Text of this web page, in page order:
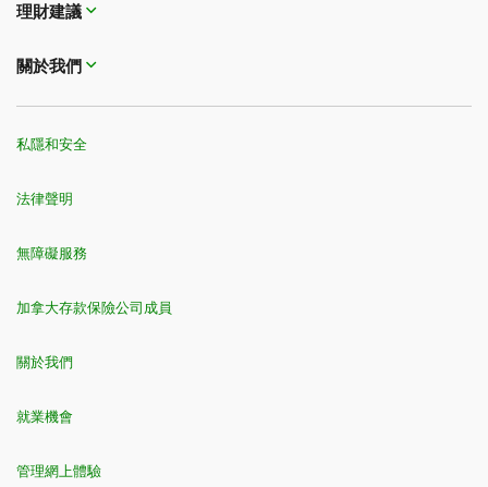
理財建議
關於我們
私隱和安全
法律聲明
無障礙服務
加拿大存款保險公司成員
關於我們
就業機會
管理網上體驗